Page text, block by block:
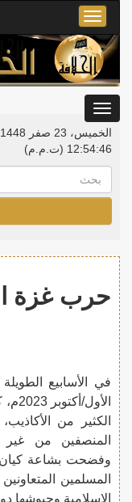
Toggle
navigation
الخميس، 23 صفر 1448هـ | 06 أغسطس 2026م |
12:54:47 (ت.م.م)
حرب غزة
الكثير من
المنصفين من غير
وفضحت بشاعة كيان
المسلمين
الإسلامية وجيوشها